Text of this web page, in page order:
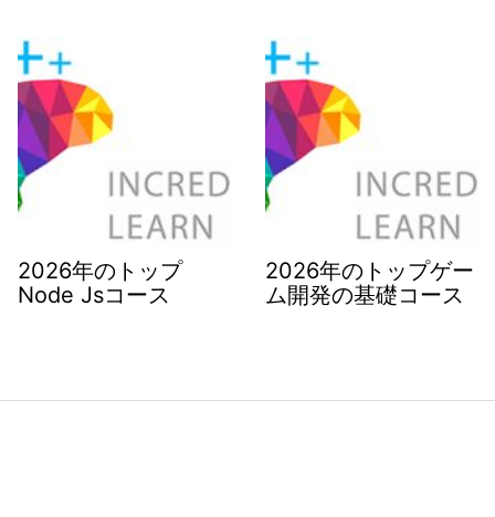
2026年のトップ
Node Jsコース
2026年のトップゲー
ム開発の基礎コース